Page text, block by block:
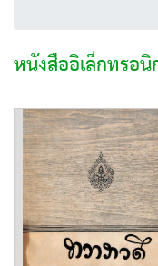
หนังสืออิเล็กทรอ